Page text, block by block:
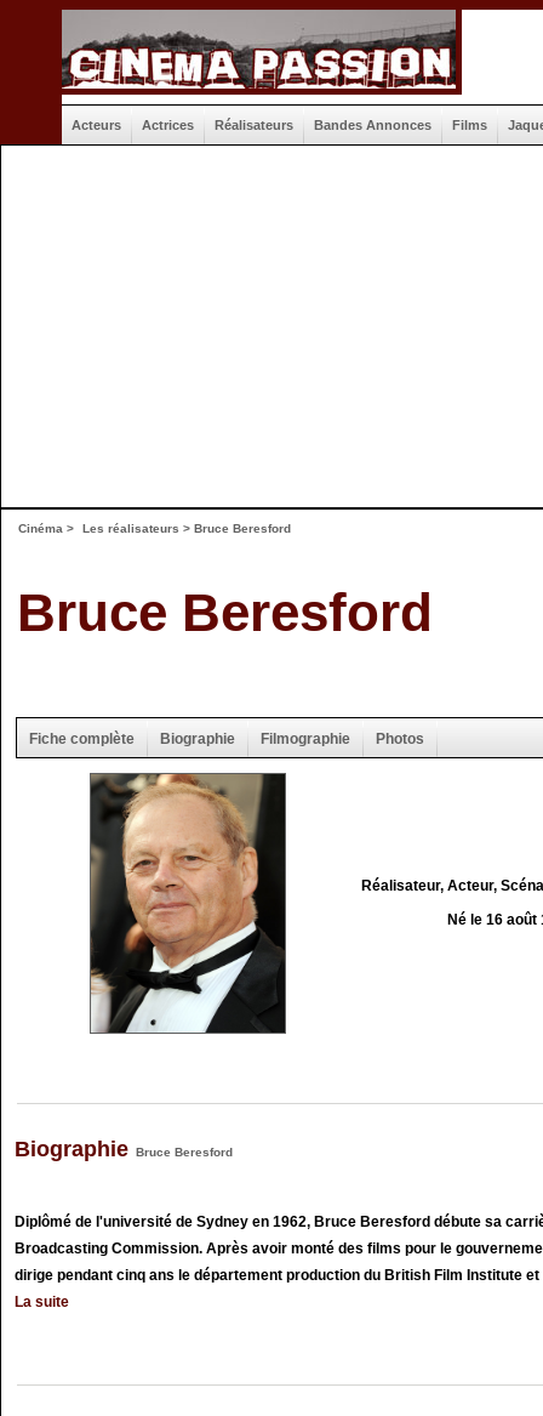
Acteurs Actrices Réalisateurs Bandes Annonces Films
Cinéma > Les réalisateurs > Bruce Beresford
Bruce Beresford
Fiche complète Biographie Filmographie Photos
Réalisateur, Acteur,
Né le 16 août
Biographie Bruce Beresford
Diplômé de l'université de Sydney en 1962, Bruce Beresford débute sa
Broadcasting Commission. Après avoir monté des films pour le
dirige pendant cinq ans le département production du British Film Institute et
La suite